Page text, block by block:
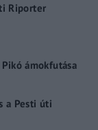
Riporter
ámokfutása
a Pesti úti